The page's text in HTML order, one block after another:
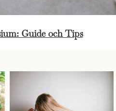
Guide och Tips